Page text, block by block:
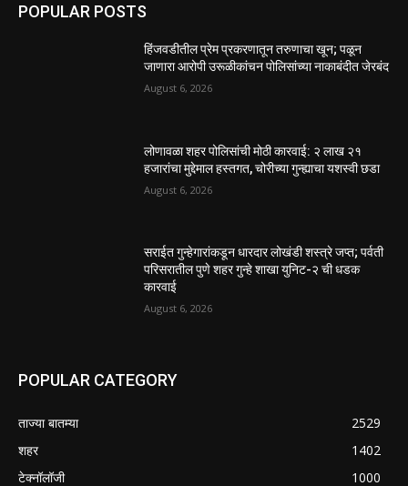
POPULAR POSTS
हिंजवडीतील प्रेम प्रकरणातून तरुणाचा खून; पळून
जाणारा आरोपी उरूळीकांचन पोलिसांच्या नाकाबंदीत जेरबंद
August 6, 2026
लोणावळा शहर पोलिसांची मोठी कारवाई: २ लाख २१
हजारांचा मुद्देमाल हस्तगत, चोरीच्या गुन्ह्याचा यशस्वी छडा
August 6, 2026
सराईत गुन्हेगारांकडून धारदार लोखंडी शस्त्रे जप्त; पर्वती
परिसरातील पुणे शहर गुन्हे शाखा युनिट-२ ची धडक
कारवाई
August 6, 2026
POPULAR CATEGORY
ताज्या बातम्या
2529
शहर
1402
टेक्नॉलॉजी
1000